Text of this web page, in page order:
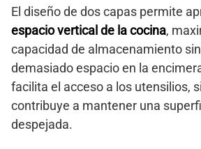
El diseño de dos capas permite
espacio vertical de la cocina,
capacidad de almacenamiento
demasiado espacio en la
facilita el acceso a los utensilios,
contribuye a mantener una
despejada.